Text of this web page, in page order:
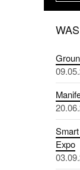
Expo